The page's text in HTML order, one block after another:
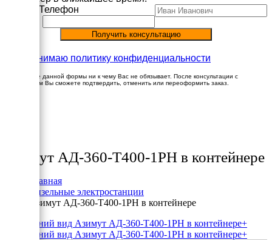
Телефон
Принимаю политику конфиденциальности
Заполнение данной формы ни к чему Вас не обязывает. После консультации с
менеджером Вы сможете подтвердить, отменить или переоформить заказ.
Азимут АД-360-Т400-1РН в контейнере
Главная
Дизельные электростанции
Азимут АД-360-Т400-1РН в контейнере
+
+